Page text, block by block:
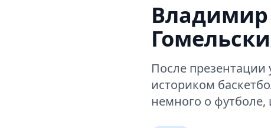
Владимир
После
историком
немного о